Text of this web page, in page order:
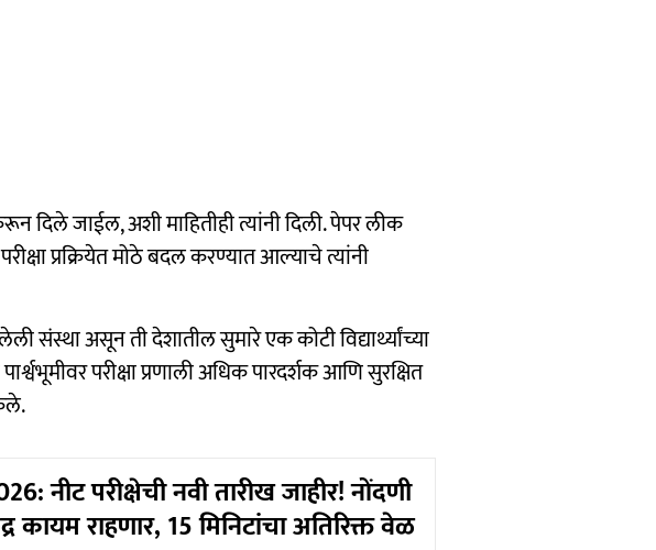
दिले जाईल, अशी माहितीही त्यांनी दिली. पेपर लीक
प्रक्रियेत मोठे बदल करण्यात आल्याचे त्यांनी
संस्था असून ती देशातील सुमारे एक कोटी विद्यार्थ्यांच्या
परीक्षा प्रणाली अधिक पारदर्शक आणि सुरक्षित
नीट परीक्षेची नवी तारीख जाहीर! नोंदणी
कायम राहणार, 15 मिनिटांचा अतिरिक्त वेळ